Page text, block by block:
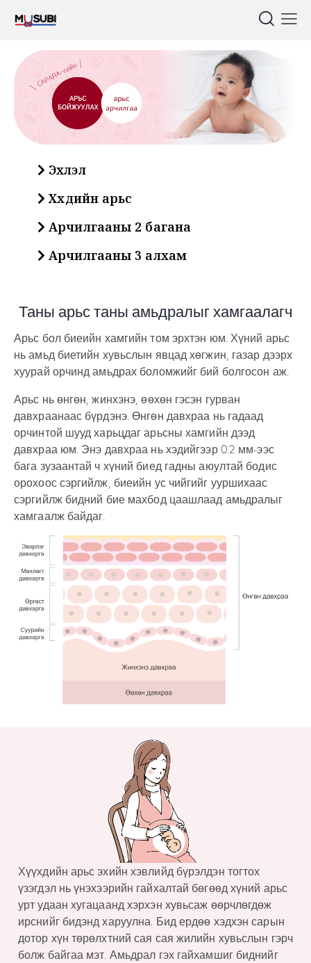
Эхлэл
Хүүхдийн арьс
Арчилгааны 2 багана
Арчилгааны 3 алхам
Таны арьс таны амьдралыг хамгаалагч
Арьс бол биеийн хамгийн том эрхтэн юм. Хүний арьс
нь амьд биетийн хувьслын явцад хөгжин, газар дээрх
хуурай орчинд амьдрах боломжийг бий болгосон аж.
Арьс нь өнгөн, жинхэнэ, өөхөн гэсэн гурван
давхраанаас бүрдэнэ. Өнгөн давхраа нь гадаад
орчинтой шууд харьцдаг арьсны хамгийн дээд
давхраа юм. Энэ давхраа нь хэдийгээр 0.2 мм-ээс
бага зузаантай ч хүний биед гадны аюултай бодис
орохоос сэргийлж, биеийн ус чийгийг ууршихаас
сэргийлж бидний бие махбод цаашлаад амьдралыг
хамгаалж байдаг.
Хүүхдийн арьс эхийн хэвлийд бүрэлдэн тогтох
үзэгдэл нь үнэхээрийн гайхалтай бөгөөд хүний арьс
урт удаан хугацаанд хэрхэн хувьсаж өөрчлөгдөж
ирснийг бидэнд харуулна. Бид ердөө хэдхэн сарын
дотор хүн төрөлхтний сая сая жилийн хувьслын гэрч
болж байгаа мэт. Амьдрал гэх гайхамшиг биднийг